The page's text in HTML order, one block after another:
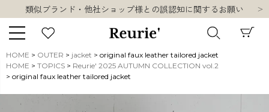
類似ブランド・他社ショップ様との誤認知に関するお願い
熊本県熊本地方を震源とする地震の影響について
お盆期間中の営業・配送に関して
類似ブランド・他社ショップ様との誤認知に関するお願い
10,000円以上ご購入で送料無料
キーワード
HOME OUTER jacket
original faux leather tailored jacket
HOME
TOPICS
Reurie' 2025 AUTUMN COLLECTION vol.2
original faux leather tailored jacket